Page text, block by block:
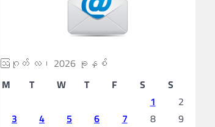
ဩဂုတ် လ၊ 2026 ခုနှစ်
M
T W T F S
S
1
2
3
4 5 6 7 8
9